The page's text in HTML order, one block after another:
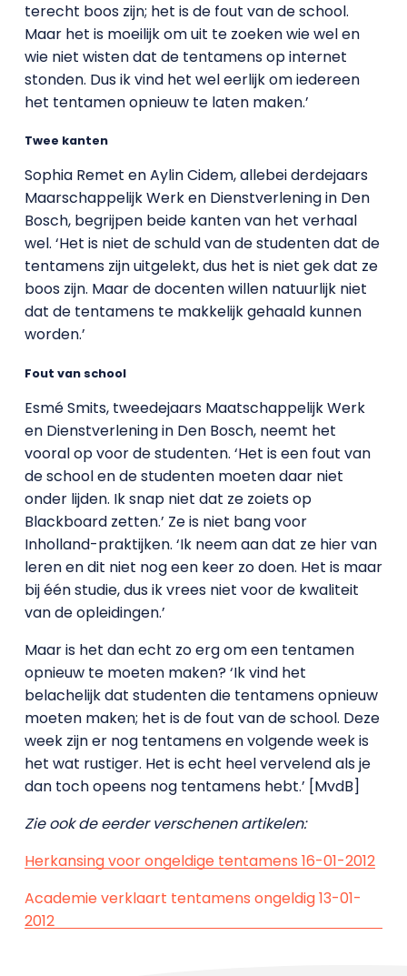
terecht boos zijn; het is de fout van de school.
Maar het is moeilijk om uit te zoeken wie wel en
wie niet wisten dat de tentamens op internet
stonden. Dus ik vind het wel eerlijk om iedereen
het tentamen opnieuw te laten maken.’
Twee kanten
Sophia Remet en Aylin Cidem, allebei derdejaars
Maarschappelijk Werk en Dienstverlening in Den
Bosch, begrijpen beide kanten van het verhaal
wel. ‘Het is niet de schuld van de studenten dat de
tentamens zijn uitgelekt, dus het is niet gek dat ze
boos zijn. Maar de docenten willen natuurlijk niet
dat de tentamens te makkelijk gehaald kunnen
worden.’
Fout van school
Esmé Smits, tweedejaars Maatschappelijk Werk
en Dienstverlening in Den Bosch, neemt het
vooral op voor de studenten. ‘Het is een fout van
de school en de studenten moeten daar niet
onder lijden. Ik snap niet dat ze zoiets op
Blackboard zetten.’ Ze is niet bang voor
Inholland-praktijken. ‘Ik neem aan dat ze hier van
leren en dit niet nog een keer zo doen. Het is maar
bij één studie, dus ik vrees niet voor de kwaliteit
van de opleidingen.’
Maar is het dan echt zo erg om een tentamen
opnieuw te moeten maken? ‘Ik vind het
belachelijk dat studenten die tentamens opnieuw
moeten maken; het is de fout van de school. Deze
week zijn er nog tentamens en volgende week is
het wat rustiger. Het is echt heel vervelend als je
dan toch opeens nog tentamens hebt.’ [MvdB]
Zie ook de eerder verschenen artikelen:
Herkansing voor ongeldige tentamens 16-01-2012
Academie verklaart tentamens ongeldig 13-01-
2012